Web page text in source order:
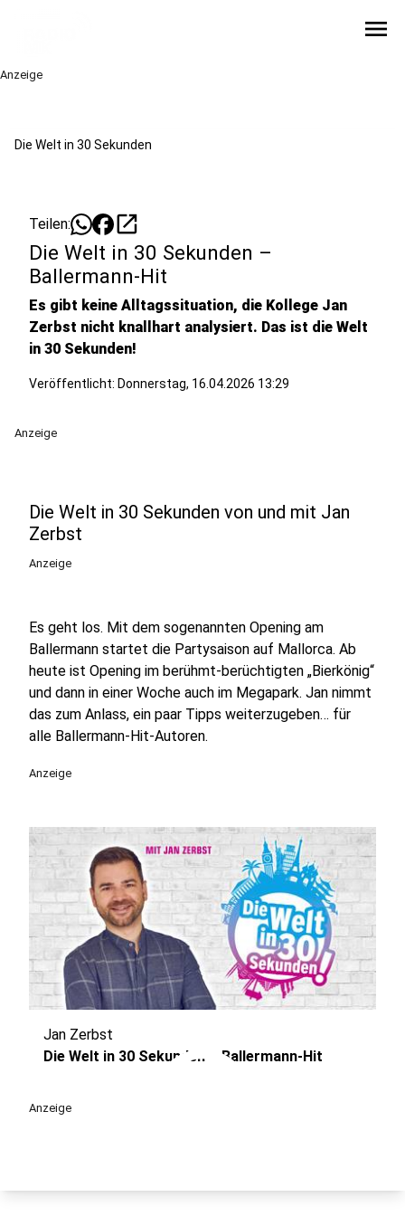
menu
Anzeige
Die Welt in 30 Sekunden
Teilen: open_in_new
Die Welt in 30 Sekunden –
Ballermann-Hit
Es gibt keine Alltagssituation, die Kollege Jan
Zerbst nicht knallhart analysiert. Das ist die Welt
in 30 Sekunden!
Veröffentlicht: Donnerstag, 16.04.2026 13:29
Anzeige
Die Welt in 30 Sekunden von und mit Jan
Zerbst
Anzeige
Es geht los. Mit dem sogenannten Opening am
Ballermann startet die Partysaison auf Mallorca. Ab
heute ist Opening im berühmt-berüchtigten „Bierkönig“
und dann in einer Woche auch im Megapark. Jan nimmt
das zum Anlass, ein paar Tipps weiterzugeben… für
alle Ballermann-Hit-Autoren.
Anzeige
play_circle
Jan Zerbst
Die Welt in 30 Sekunden – Ballermann-Hit
Anzeige